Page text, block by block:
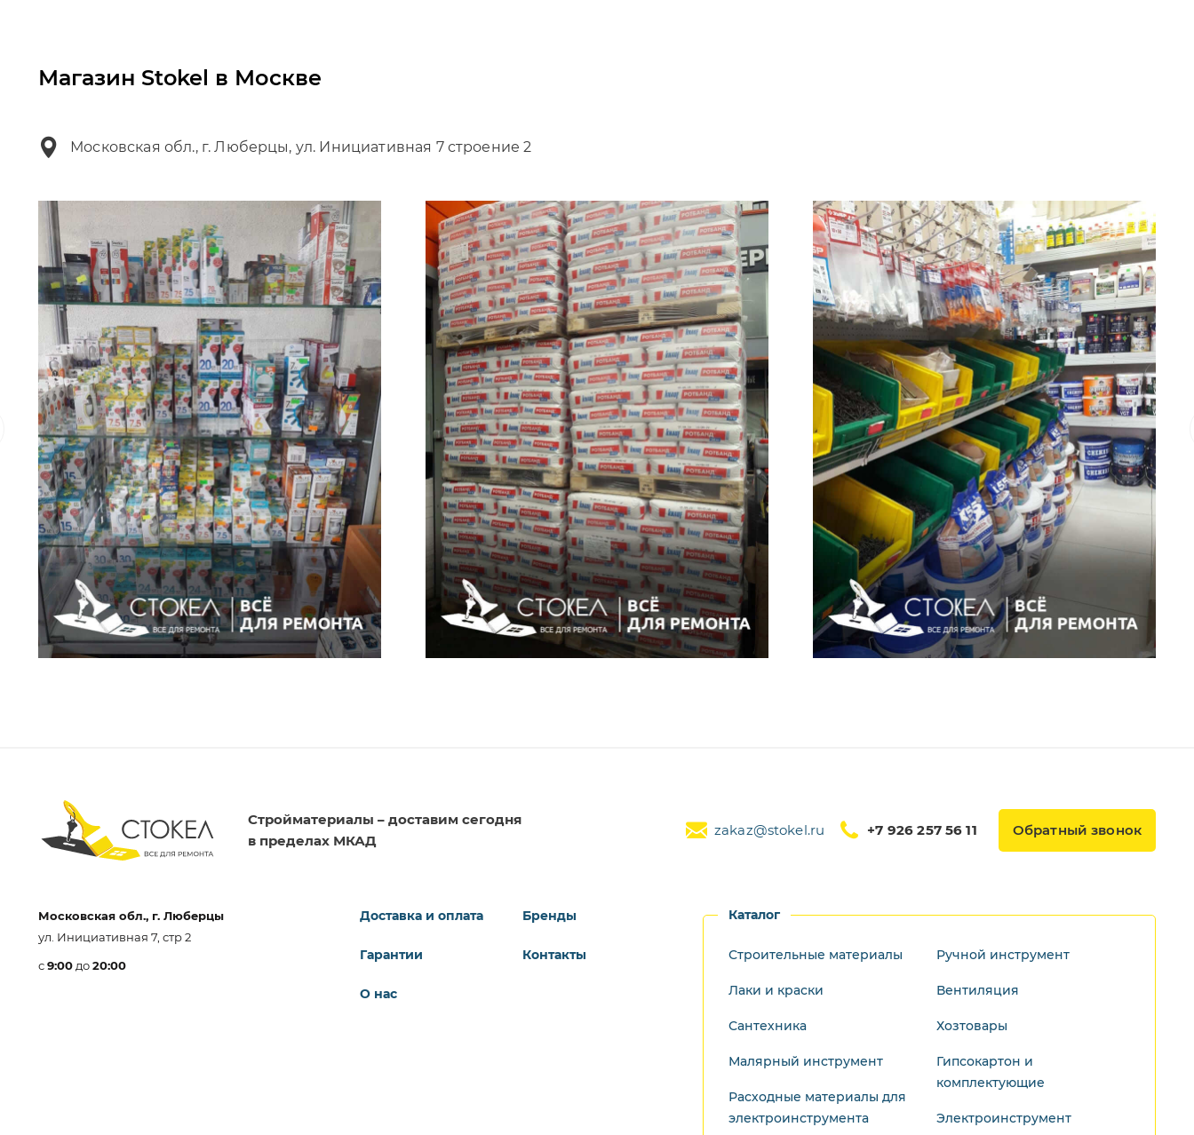
Магазин Stokel в Москве
Московская обл., г. Люберцы, ул. Инициативная 7 строение 2
Стройматериалы – доставим сегодня
в пределах МКАД
zakaz@stokel.ru +7 926 257 56 11 Обратный звонок
Московская обл., г. Люберцы
ул. Инициативная 7, стр 2
с9:00 до20:00
Доставка и оплата
Гарантии
О нас
Бренды
Контакты
Каталог
Строительные материалы
Лаки и краски
Сантехника
Малярный инструмент
Расходные материалы для
электроинструмента
Ручной инструмент
Вентиляция
Хозтовары
Гипсокартон и
комплектующие
Электроинструмент